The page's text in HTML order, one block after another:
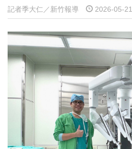
記者季大仁／新竹報導 2026-05-